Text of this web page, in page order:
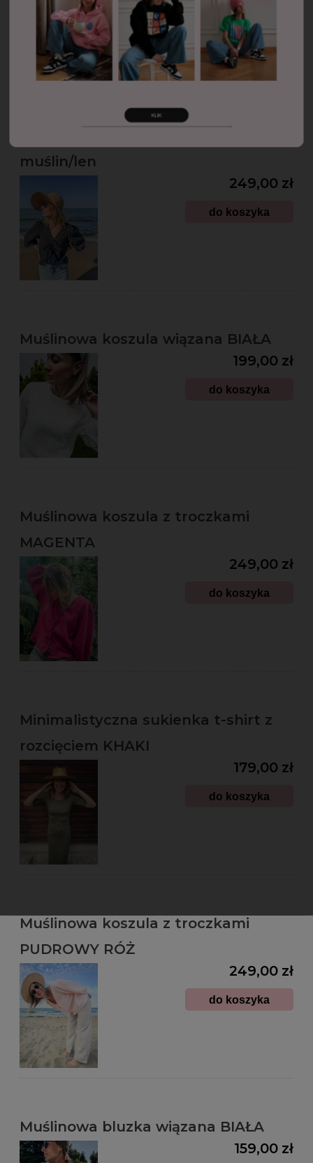
do koszyka
muślin/len
249,00 zł
do koszyka
Muślinowa koszula wiązana BIAŁA
199,00 zł
do koszyka
Muślinowa koszula z troczkami
MAGENTA
249,00 zł
do koszyka
Minimalistyczna sukienka t-shirt z
rozcięciem KHAKI
179,00 zł
do koszyka
Muślinowa koszula z troczkami
PUDROWY RÓŻ
249,00 zł
do koszyka
Muślinowa bluzka wiązana BIAŁA
159,00 zł